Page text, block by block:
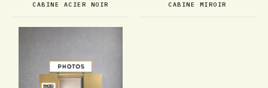
CABINE ACIER NOIR CABINE MIROIR